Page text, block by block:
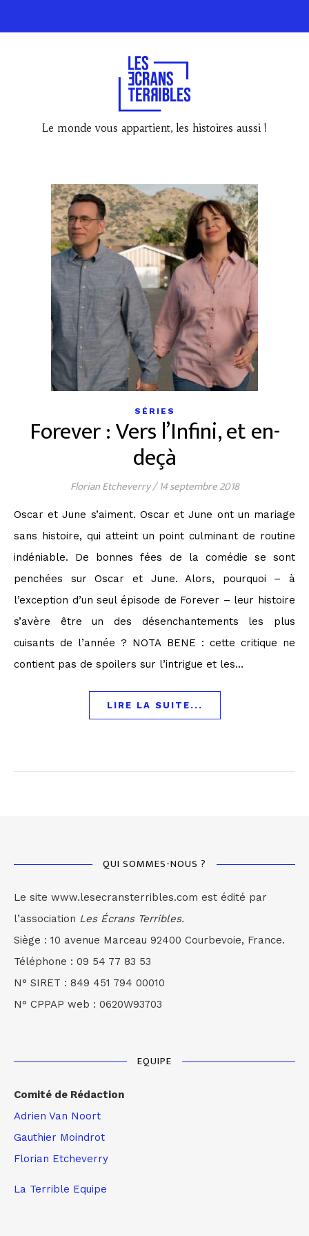
Le monde vous appartient, les histoires aussi !
SÉRIES
Forever : Vers l’Infini, et en-
deçà
Florian Etcheverry/ 14 septembre 2018
Oscar et June s’aiment. Oscar et June ont un mariage
sans histoire, qui atteint un point culminant de routine
indéniable. De bonnes fées de la comédie se sont
penchées sur Oscar et June. Alors, pourquoi – à
l’exception d’un seul épisode de Forever – leur histoire
s’avère être un des désenchantements les plus
cuisants de l’année ? NOTA BENE : cette critique ne
contient pas de spoilers sur l’intrigue et les…
LIRE LA SUITE...
QUI SOMMES-NOUS ?
Le site www.lesecransterribles.com est édité par
l’association Les Écrans Terribles.
Siège : 10 avenue Marceau 92400 Courbevoie, France.
Téléphone : 09 54 77 83 53
N° SIRET : 849 451 794 00010
N° CPPAP web : 0620W93703
EQUIPE
Comité de Rédaction
Adrien Van Noort
Gauthier Moindrot
Florian Etcheverry
La Terrible Equipe